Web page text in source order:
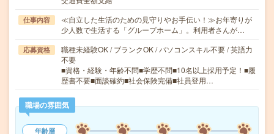
仕事内容
≪自立した生活のための見守りやお手伝い！≫お年寄りが
少人数で生活する「グループホーム」。利用者さんが…
応募資格
職種未経験OK / ブランクOK / パソコンスキル不要 / 英語力
不要
■資格・経験・年齢不問■学歴不問■10名以上採用予定！■履
歴書不要■面談確約■社会保険完備■社員登用…
職場の雰囲気
年齢層